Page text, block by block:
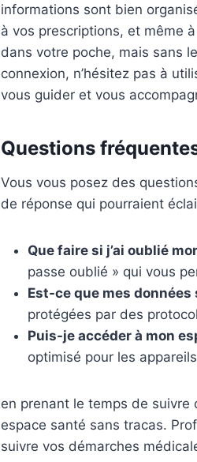
informations sont bien
à vos prescriptions, et même
dans votre poche, mais sans
connexion, n’hésitez pas à
vous guider et vous
Questions
Vous vous posez des
de réponse qui pourraient
Que faire si j’ai oublié
passe oublié » qui vous
Est-ce que mes
protégées par des
Puis-je accéder à mon
optimisé pour les
en prenant le temps de suivre
espace santé sans tracas.
suivre vos démarches